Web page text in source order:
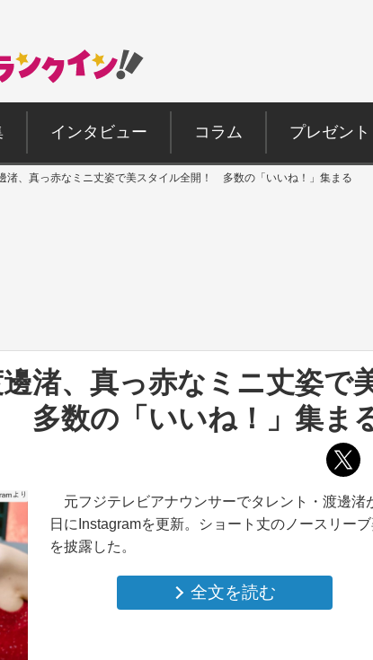
インタビュー コラム プレゼント
渚、真っ赤なミニ丈姿で美スタイル全開！ 多数の「いいね！」集まる
渚、真っ赤なミニ丈姿で
多数の「いいね！」集ま
元フジテレビアナウンサーでタレント・渡邊渚
日にInstagramを更新。ショート丈のノースリー
を披露した。
全文を読む